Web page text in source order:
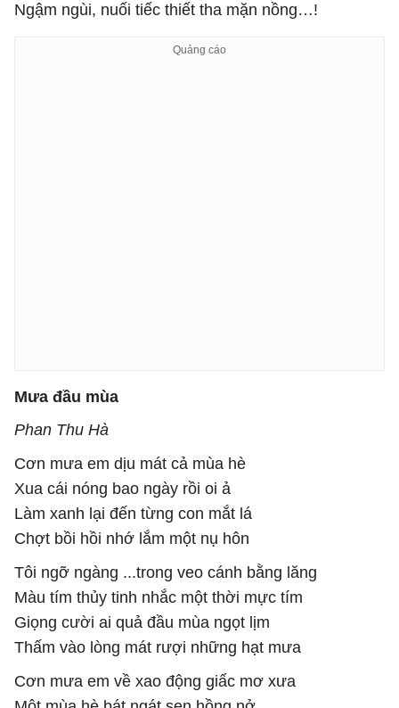
Ngậm ngùi, nuối tiếc thiết tha mặn nồng…!
Mưa đầu mùa
Phan Thu Hà
Cơn mưa em dịu mát cả mùa hè
Xua cái nóng bao ngày rồi oi ả
Làm xanh lại đến từng con mắt lá
Chợt bồi hồi nhớ lắm một nụ hôn
Tôi ngỡ ngàng ...trong veo cánh bằng lăng
Màu tím thủy tinh nhắc một thời mực tím
Giọng cười ai quả đầu mùa ngọt lịm
Thấm vào lòng mát rượi những hạt mưa
Cơn mưa em về xao động giấc mơ xưa